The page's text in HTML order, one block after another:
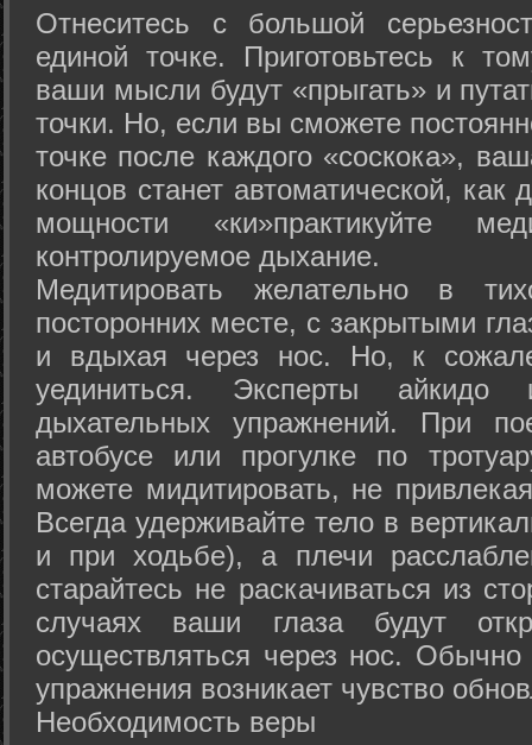
Отнеситесь с большой
единой точке. Приготовьтесь к
ваши мысли будут «прыгать» и
точки. Но, если вы сможете
точке после каждого «соскока»,
концов станет автоматической,
мощности «ки»практикуйте
контролируемое дыхание.
Медитировать желательно в
посторонних месте, с закрытыми
и вдыхая через нос. Но, к
уединиться. Эксперты айкидо
дыхательных упражнений. При
автобусе или прогулке по
можете мидитировать, не
Всегда удерживайте тело в
и при ходьбе), а плечи
старайтесь не раскачиваться из
случаях ваши глаза будут
осуществляться через нос. Обычно
упражнения возникает чувство
Необходимость веры